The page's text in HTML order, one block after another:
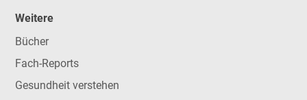
Weitere
Bücher
Fach-Reports
Gesundheit verstehen